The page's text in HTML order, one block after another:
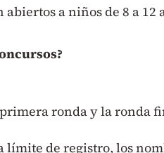
a niños de 8 a 12
ronda y la ronda
límite de registro, los